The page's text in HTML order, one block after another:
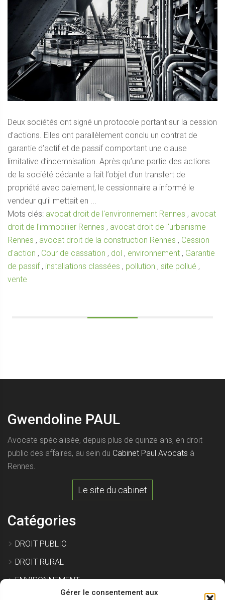
Gérer le consentement aux
Deux sociétés ont signé un protocole portant sur la cession
d’actions. Elles ont parallèlement conclu un contrat de
garantie d’actif et de passif comportant une clause
limitative d’indemnisation. Après qu’une partie des actions
de la société cédante a fait l’objet d’un transfert de
propriété avec paiement, le cessionnaire a informé le
vendeur qu’il mettait en ...
Mots clés: avocat droit de l'environnement Rennes , avocat
droit de l'immobilier Rennes , avocat droit de l'urbanisme
Rennes , avocat droit de la construction Rennes , Cession
d'action , Cour de cassation , dol , environnement , Garantie
de passif , installations classées , pollution , site pollué ,
vente
Gwendoline PAUL
Avocate spécialisée, depuis plus de quinze ans, en droit
public des affaires, au sein du Cabinet Paul Avocats à
Rennes.
Le site du cabinet
Catégories
DROIT PUBLIC
DROIT RURAL
ENVIRONNEMENT